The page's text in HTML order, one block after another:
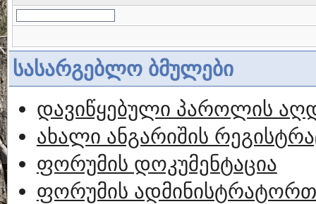
სასარგებლო ბმულები
დავიწყებული პაროლის
ახალი ანგარიშის
ფორუმის დოკუმენტაცია
ფორუმის